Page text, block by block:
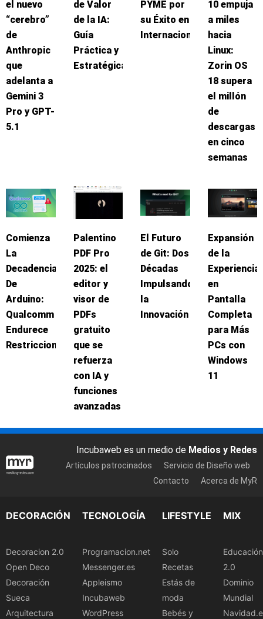
el nuevo
“cerebro”
de
Anthropic
que
adelanta a
Gemini 3
Pro y GPT-
5.1
de Valor
de la IA:
Guía
Práctica y
Estratégica
PYME por
su Éxito en
Internacionalización
10 empuja
a miles
hacia
Linux:
Zorin OS
18 supera
el millón
de
descargas
en cinco
semanas
Comienza
La
Decadencia
De
Arduino:
Qualcomm
Endurece
Restricciones
Palentino
PDF Pro
2025: el
editor y
visor de
PDFs
gratuito
que se
refuerza
con IA y
funciones
avanzadas
El Futuro
de Git: Dos
Décadas
Impulsando
la
Innovación
Expansión
de la
Experiencia
en
Pantalla
Completa
para Más
PCs con
Windows
11
Incubaweb es un medio de Medios y Redes
Artículos patrocinados
Servicio de Diseño web
Contacto
Acerca de MyR
DECORACIÓN
Decoracion 2.0
Open Deco
Decoración
Sueca
Arquitectura
TECNOLOGÍA
Programacion.net
Messenger.es
Appleismo
Incubaweb
WordPress
LIFESTYLE
Solo
Recetas
Estás de
moda
Bebés y
MIX
Educación
2.0
Dominio
Mundial